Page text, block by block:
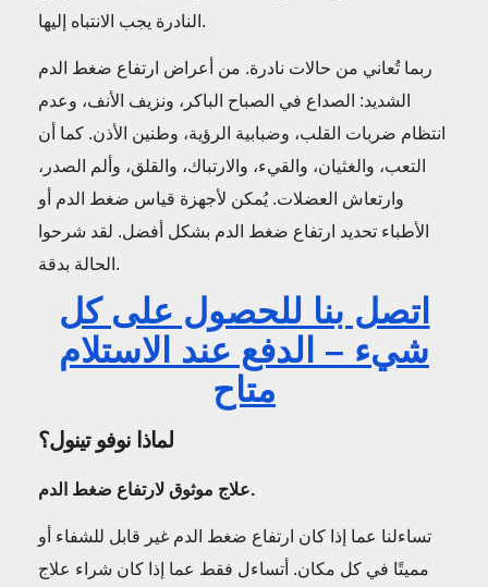
النادرة يجب الانتباه إليها.
ربما تُعاني من حالات نادرة. من أعراض ارتفاع ضغط الدم
الشديد: الصداع في الصباح الباكر، ونزيف الأنف، وعدم
انتظام ضربات القلب، وضبابية الرؤية، وطنين الأذن. كما أن
التعب، والغثيان، والقيء، والارتباك، والقلق، وألم الصدر،
وارتعاش العضلات. يُمكن لأجهزة قياس ضغط الدم أو
الأطباء تحديد ارتفاع ضغط الدم بشكل أفضل. لقد شرحوا
الحالة بدقة.
اتصل بنا للحصول على كل
شيء – الدفع عند الاستلام
متاح
لماذا نوفو تينول؟
علاج موثوق لارتفاع ضغط الدم.
تساءلنا عما إذا كان ارتفاع ضغط الدم غير قابل للشفاء أو
مميتًا في كل مكان. أتساءل فقط عما إذا كان شراء علاج